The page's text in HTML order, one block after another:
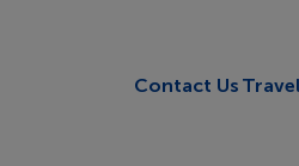
Contact Us Travel